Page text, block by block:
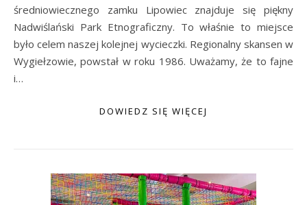
średniowiecznego zamku Lipowiec znajduje się piękny
Nadwiślański Park Etnograficzny. To właśnie to miejsce
było celem naszej kolejnej wycieczki. Regionalny skansen w
Wygiełzowie, powstał w roku 1986. Uważamy, że to fajne
i…
DOWIEDZ SIĘ WIĘCEJ